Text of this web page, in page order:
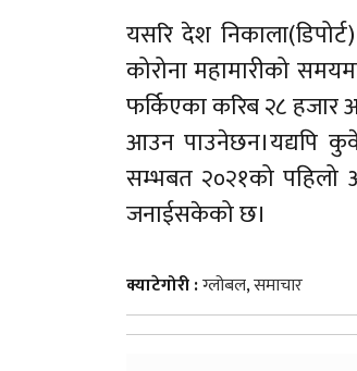
यसरि देश
कोरोना महामारीको
फर्किएका करिब २८ हजार
आउन पाउनेछन।यद्यपि
सम्भबत २०२१को पहिलो
जनाईसकेको छ।
क्याटेगोरी :ग्लोबल,समाचार